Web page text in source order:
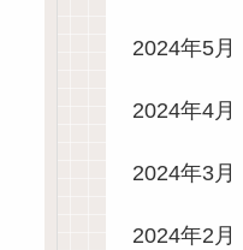
2024年5月
2024年4月
2024年3月
2024年2月